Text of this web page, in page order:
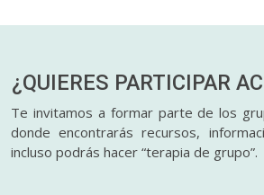
¿QUIERES PARTICIPAR
Te invitamos a formar parte de los
donde encontrarás recursos,
incluso podrás hacer “terapia de grupo”.